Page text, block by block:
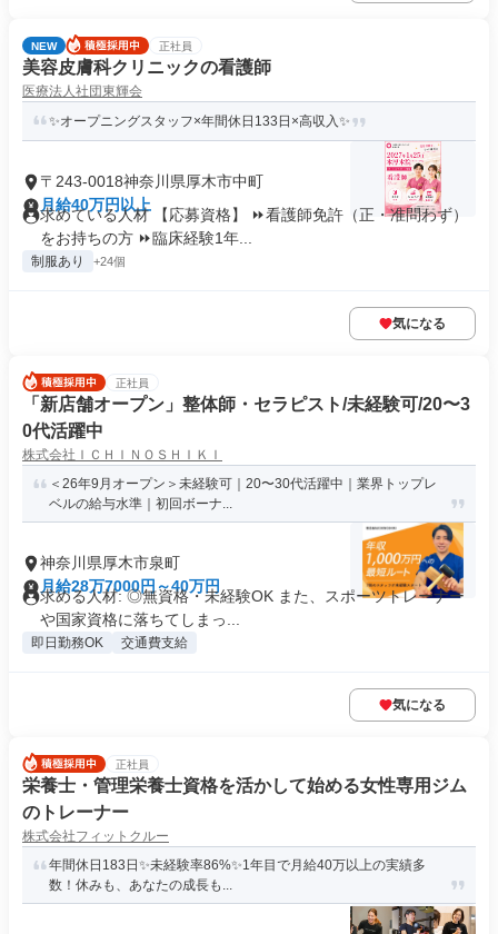
NEW 正社員
美容皮膚科クリニックの看護師
医療法人社団東輝会
✨オープニングスタッフ×年間休日133日×高収入✨
〒243-0018神奈川県厚木市中町
月給40万円以上
求めている人材 【応募資格】 ⏩看護師免許（正・准問わず）
をお持ちの方 ⏩臨床経験1年...
制服あり +24個
気になる
正社員
「新店舗オープン」整体師・セラピスト/未経験可/20〜3
0代活躍中
株式会社ＩＣＨＩＮＯＳＨＩＫＩ
＜26年9月オープン＞未経験可｜20〜30代活躍中｜業界トップレ
ベルの給与水準｜初回ボーナ...
神奈川県厚木市泉町
月給28万7000円～40万円
求める人材: ◎無資格・未経験OK また、スポーツトレーナー
や国家資格に落ちてしまっ...
即日勤務OK 交通費支給
気になる
正社員
栄養士・管理栄養士資格を活かして始める女性専用ジム
のトレーナー
株式会社フィットクルー
年間休日183日✨未経験率86%✨1年目で月給40万以上の実績多
数！休みも、あなたの成長も...